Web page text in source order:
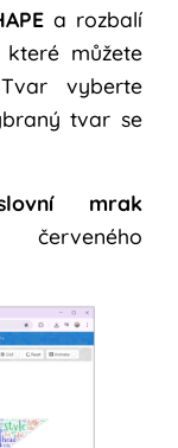
a rozbalí
můžete
vyberte
tvar se
mrak